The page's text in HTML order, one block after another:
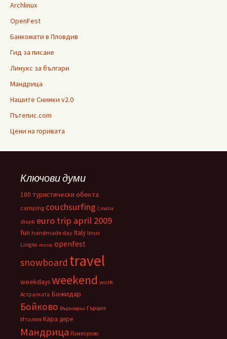
Archlinux
OpenFest
Банкомати в Пловдив
Гид за писане
Линукс за българи
Мандрица
Нашите Снимки v2.0
Пътепис.com
Цени на горивата
Ключови думи
100 туристически обекта
camping couchsurfing Croatia
drunk euro trip april 2009
fun handmade day Italy linux
Livigno music openfest
snowboard travel
weekdaysweekend work
Астралката Божидар
Бойково Върховръх Гърция
Италия Кара дере
Мандрица Пампорово